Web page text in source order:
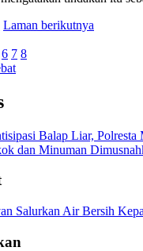
Laman berikutnya
6 7 8
Balap Liar, Polresta
dan Minuman
Salurkan Air Bersih